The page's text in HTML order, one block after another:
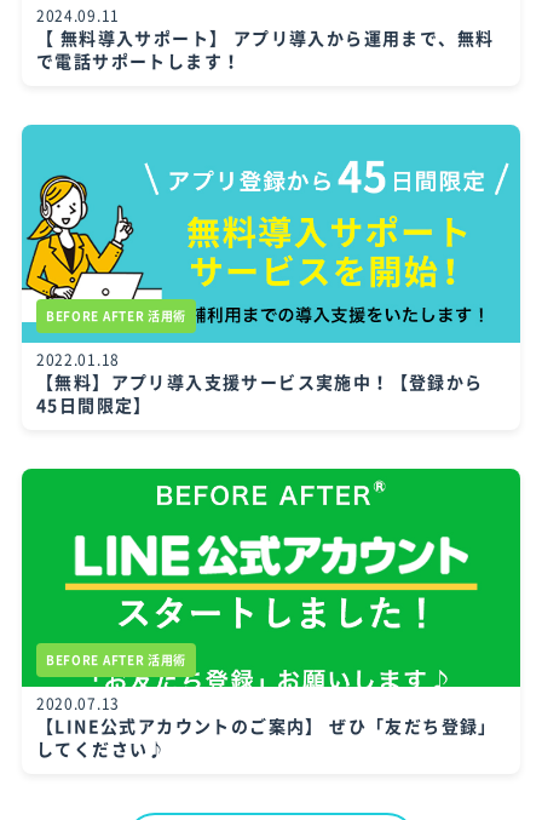
2024.09.11
【 無料導入サポート】 アプリ導入から運用まで、無料
で電話サポートします！
BEFORE AFTER 活用術
2022.01.18
【無料】アプリ導入支援サービス実施中！【登録から
45日間限定】
BEFORE AFTER 活用術
2020.07.13
【LINE公式アカウントのご案内】 ぜひ「友だち登録」
してください♪